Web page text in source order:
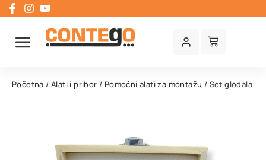
Početna /Alati i pribor / Pomoćni alati za montažu / Set glodala